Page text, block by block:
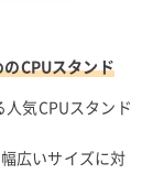
CPUスタンド
気CPUスタンド
広いサイズに対